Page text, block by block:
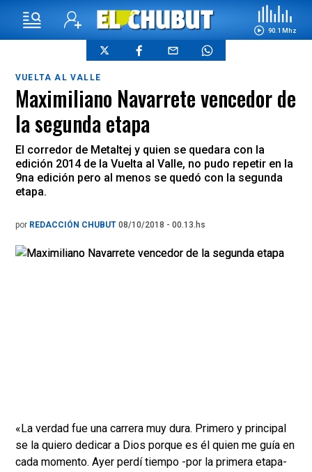
90.1 Mhz
VUELTA AL VALLE
Maximiliano Navarrete vencedor de
la segunda etapa
El corredor de Metaltej y quien se quedara con la
edición 2014 de la Vuelta al Valle, no pudo repetir en la
9na edición pero al menos se quedó con la segunda
etapa.
por REDACCIÓN CHUBUT 08/10/2018 - 00.13.hs
«La verdad fue una carrera muy dura. Primero y principal
se la quiero dedicar a Dios porque es él quien me guía en
cada momento. Ayer perdí tiempo -por la primera etapa-